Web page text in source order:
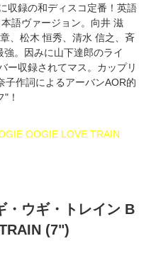
収録の和ディスコ定番！英語
語ヴァージョン。向井 滋
、松木 恒秀、清水 信之、斉
。因みに山下達郎のライ
ー収録されてマス。カップリ
子作詞によるアーバンAOR的
！
OOGIE LOVE TRAIN
・ウギ・トレイン B
(7")